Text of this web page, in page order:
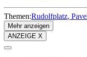
Themen:Rudolfplatz
Mehr anzeigen
ANZEIGE X